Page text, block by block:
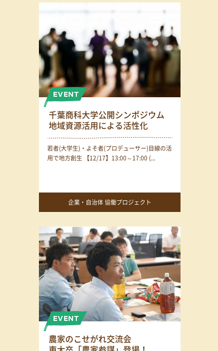
千葉商科大学公開シンポジウム
地域資源活用による活性化
若者(大学生)・よそ者(プロデューサー)目線の活
用で地方創生 【12/17】13:00～17:00 (...
企業・自治体 協働プロジェクト
農家のこせがれ交流会